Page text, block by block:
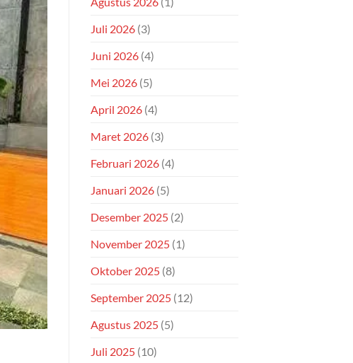
Juli 2026 (3)
Juni 2026 (4)
Mei 2026 (5)
April 2026 (4)
Maret 2026 (3)
Februari 2026 (4)
Januari 2026 (5)
Desember 2025 (2)
November 2025 (1)
Oktober 2025 (8)
September 2025 (12)
Agustus 2025 (5)
Juli 2025 (10)